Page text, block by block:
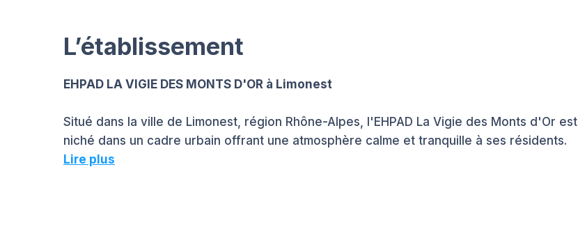
L’établissement
EHPAD LA VIGIE DES MONTS D'OR à Limonest
Situé dans la ville de Limonest, région Rhône-Alpes, l'EHPAD La Vigie des Monts d'Or est
niché dans un cadre urbain offrant une atmosphère calme et tranquille à ses résidents.
Lire plus